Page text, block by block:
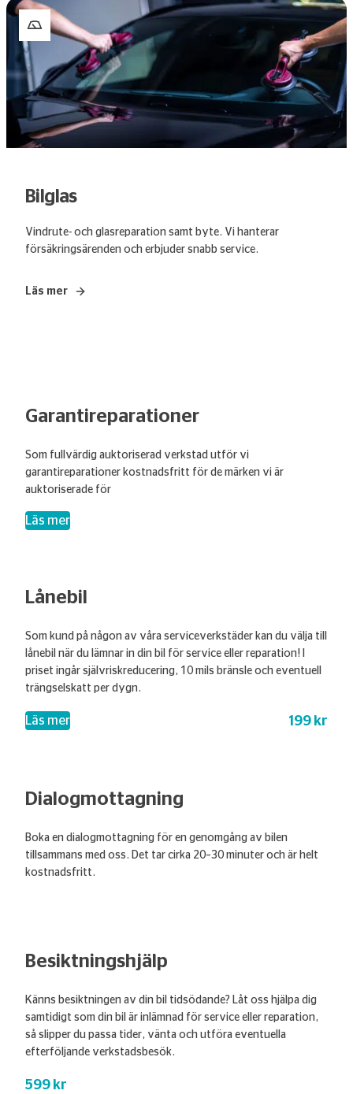
Bilglas
Vindrute- och glasreparation samt byte. Vi hanterar
försäkringsärenden och erbjuder snabb service.
Läs mer
Garantireparationer
Som fullvärdig auktoriserad verkstad utför vi
garantireparationer kostnadsfritt för de märken vi är
auktoriserade för
Läs mer– Garantireparationer
Lånebil
Som kund på någon av våra serviceverkstäder kan du välja till
lånebil när du lämnar in din bil för service eller reparation! I
priset ingår självriskreducering, 10 mils bränsle och eventuell
trängselskatt per dygn.
Läs mer– Lånebil 199 kr
Dialogmottagning
Boka en dialogmottagning för en genomgång av bilen
tillsammans med oss. Det tar cirka 20–30 minuter och är helt
kostnadsfritt.
Besiktningshjälp
Känns besiktningen av din bil tidsödande? Låt oss hjälpa dig
samtidigt som din bil är inlämnad för service eller reparation,
så slipper du passa tider, vänta och utföra eventuella
efterföljande verkstadsbesök.
599 kr